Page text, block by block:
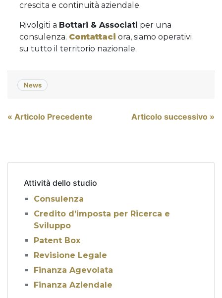
crescita e continuità aziendale.
Rivolgiti a Bottari & Associati per una
consulenza. Contattaci ora, siamo operativi
su tutto il territorio nazionale.
News
Navigazione
« Articolo Precedente Articolo successivo »
Attività dello studio
Consulenza
Credito d’imposta per Ricerca e
Sviluppo
Patent Box
Revisione Legale
Finanza Agevolata
Finanza Aziendale